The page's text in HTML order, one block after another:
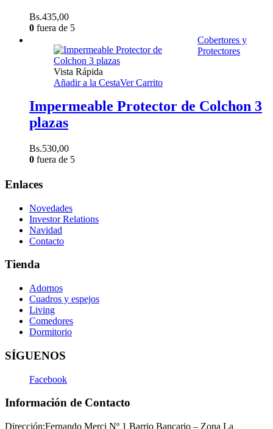
Bs.435,00
0 fuera de 5
Vista Rápida
Añadir a la CestaVer Carrito
Cobertores y
Protectores
Impermeable Protector de Colchon 3
plazas
Bs.530,00
0 fuera de 5
Enlaces
Novedades
Investor Relations
Navidad
Contacto
Tienda
Adornos
Cuadros y espejos
Living
Comedores
Dormitorio
SÍGUENOS
Facebook
Información de Contacto
Dirección:Fernando Merci Nº 1 Barrio Bancario – Zona La